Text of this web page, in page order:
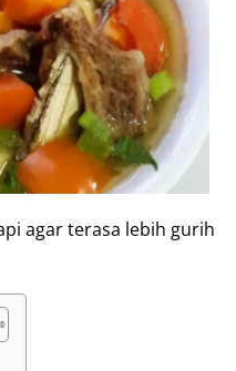
agar terasa lebih gurih